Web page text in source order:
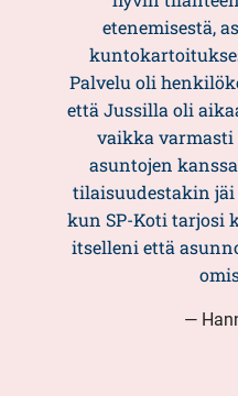
etenemisestä,
Palvelu oli
että Jussilla oli
vaikka
asuntojen
tilaisuudestakin
kun SP-Koti tarjosi
itselleni että
—